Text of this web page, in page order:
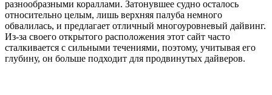
разнообразными кораллами. Затонувшее судно осталось
относительно целым, лишь верхняя палуба немного
обвалилась, и предлагает отличный многоуровневый дайвинг.
Из-за своего открытого расположения этот сайт часто
сталкивается с сильными течениями, поэтому, учитывая его
глубину, он больше подходит для продвинутых дайверов.